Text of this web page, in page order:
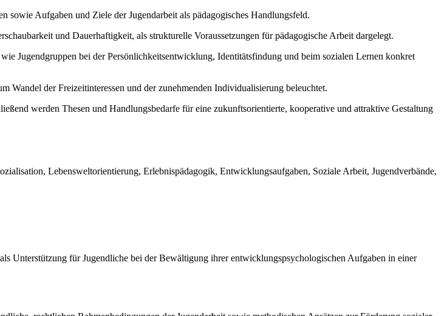
sowie Aufgaben und Ziele der Jugendarbeit als pädagogisches Handlungsfeld.
und Dauerhaftigkeit, als strukturelle Voraussetzungen für pädagogische Arbeit dargelegt.
Jugendgruppen bei der Persönlichkeitsentwicklung, Identitätsfindung und beim sozialen Lernen konkret
Wandel der Freizeitinteressen und der zunehmenden Individualisierung beleuchtet.
werden Thesen und Handlungsbedarfe für eine zukunftsorientierte, kooperative und attraktive Gestaltung
Lebensweltorientierung, Erlebnispädagogik, Entwicklungsaufgaben, Soziale Arbeit, Jugendverbände,
Unterstützung für Jugendliche bei der Bewältigung ihrer entwicklungspsychologischen Aufgaben in einer